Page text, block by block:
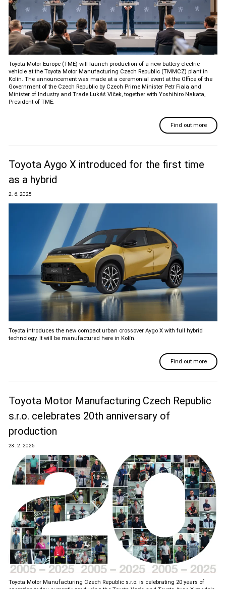
Toyota Motor Europe (TME) will launch production of a new battery electric
vehicle at the Toyota Motor Manufacturing Czech Republic (TMMCZ) plant in
Kolín. The announcement was made at a ceremonial event at the Office of the
Government of the Czech Republic by Czech Prime Minister Petr Fiala and
Minister of Industry and Trade Lukáš Vlček, together with Yoshihiro Nakata,
President of TME.
Find out more
Toyota Aygo X introduced for the first time
as a hybrid
2. 6. 2025
Toyota introduces the new compact urban crossover Aygo X with full hybrid
technology. It will be manufactured here in Kolín.
Find out more
Toyota Motor Manufacturing Czech Republic
s.r.o. celebrates 20th anniversary of
production
28. 2. 2025
Toyota Motor Manufacturing Czech Republic s.r.o. is celebrating 20 years of